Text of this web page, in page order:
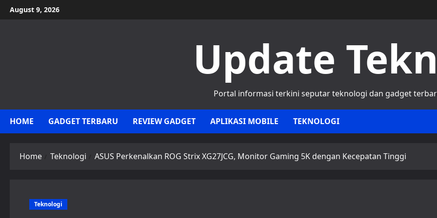
Skip
to
August 9, 2026
Update
Portal informasi terkini seputar teknologi dan gadget
HOME GADGET TERBARU REVIEW GADGET APLIKASI MOBILE TEKNOLOGI
Home Teknologi ASUS Perkenalkan ROG Strix XG27JCG, Monitor Gaming 5K dengan Kecepatan Tinggi
Teknologi